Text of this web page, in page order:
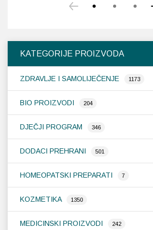
KATEGORIJE PROIZVODA
ZDRAVLJE I SAMOLIJEČENJE 1173
BIO PROIZVODI 204
DJEČJI PROGRAM 346
DODACI PREHRANI 501
HOMEOPATSKI PREPARATI 7
KOZMETIKA 1350
MEDICINSKI PROIZVODI 242
se
mogu
odabrati
na
proizvoda